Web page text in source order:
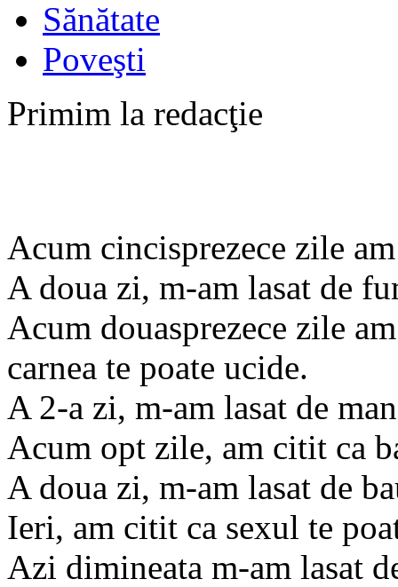
Sănătate
Poveşti
Primim la redacţie
Acum cincisprezece zile
A doua zi, m-am lasat de
Acum douasprezece zile
carnea te poate ucide.
A 2-a zi, m-am lasat de
Acum opt zile, am citit ca
A doua zi, m-am lasat de
Ieri, am citit ca sexul te
Azi dimineata m-am lasat